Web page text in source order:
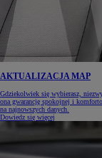
AKTUALIZACJA MAP
Gdziekolwiek się wybierasz,
ona gwarancję spokojnej i
na najnowszych danych.
Dowiedz się więcej